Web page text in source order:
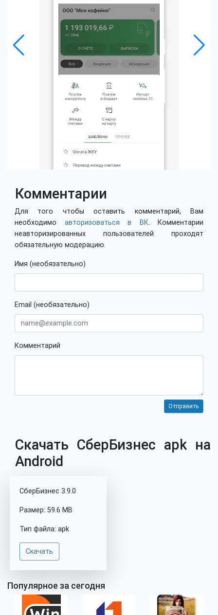
Комментарии
Для того чтобы оставить комментарий, Вам
необходимо авторизоваться в ВК. Комментарии
неавторизированных пользователей проходят
обязательную модерацию.
Имя (необязательно)
Email (необязательно)
Комментарий
Скачать СберБизнес apk на
Android
СберБизнес 3.9.0
Размер: 59.6 MB
Тип файла: apk
Скачать
Популярное за сегодня